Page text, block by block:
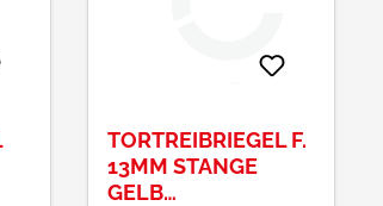
TORTREIBRIEGEL F.
13MM STANGE
GELB